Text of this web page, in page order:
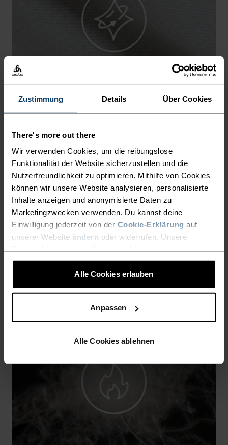
Zustimmung Details Über Cookies
There's more out there
Wir verwenden Cookies, um die reibungslose
Funktionalität der Website sicherzustellen und die
Nutzerfreundlichkeit zu optimieren. Mithilfe von Cookies
können wir unsere Website analysieren, personalisierte
Inhalte anzeigen und anonymisierte Daten zu
Marketingzwecken verwenden. Du kannst deine
Einwilligung jederzeit von der Cookie-Erklärung auf
unserer Website ändern oder widerrufen. Unsere
Alle Cookies erlauben
Anpassen
Alle Cookies ablehnen
-20°
-30°
-20°
-25°
-30°
IST ELASTISCH
Elastisch. Ergonomisch. Entwickelt, um sich mit deinem
Körper zu bewegen, nicht dagegen.